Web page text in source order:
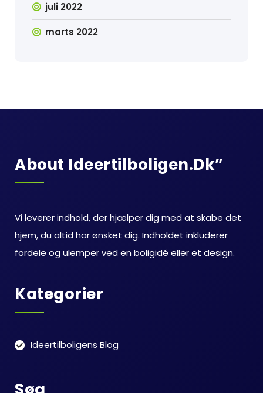
juli 2022
marts 2022
About Ideertilboligen.dk”
Vi leverer indhold, der hjælper dig med at skabe det
hjem, du altid har ønsket dig. Indholdet inkluderer
fordele og ulemper ved en boligidé eller et design.
Kategorier
Ideertilboligens Blog